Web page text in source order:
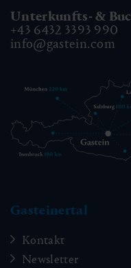
Unterkunfts- &
+43 6432 3393 990
info@gastein.com
Gasteinertal
Kontakt
Newsletter